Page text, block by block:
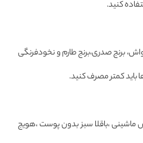
کنید.
برنج صدری،برنج طارم و نخودفرنگی
باید کمتر مصرف کنید.
،باقلا سبز بدون پوست ،هویج